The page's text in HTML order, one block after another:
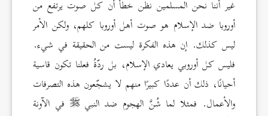
غير أننا نحن المسلمين نظن خطأً أن كل صوت يرتفع من
أوروبا ضد الإسلام هو صوت أهل أوروبا كلهم، ولكن الأمر
ليس كذلك. إن هذه الفكرة ليست من الحقيقة في شيء.
فليس كل أوروبي يعادي الإسلام، بل ردّةُ فعلنا تكون قاسية
أحيانًا، ذلك أن عددًا كبيرًا منهم لا يشجّعون هذه التصرفات
والأعمال. فمثلا لما شُنَّ الهجوم ضد النبي
في الآونة